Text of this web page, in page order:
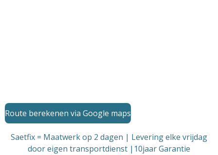
Route berekenen via Google maps
Saetfix = Maatwerk op 2 dagen | Levering elke vrijdag
door eigen transportdienst |10jaar Garantie